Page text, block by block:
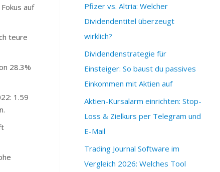
auf
teure
28.3%
1.59
Pfizer vs. Altria: Welcher
Dividendentitel überzeugt
wirklich?
Dividendenstrategie für
Einsteiger: So baust du passives
Einkommen mit Aktien auf
Aktien-Kursalarm einrichten: Stop-
Loss & Zielkurs per Telegram und
E-Mail
Trading Journal Software im
Vergleich 2026: Welches Tool